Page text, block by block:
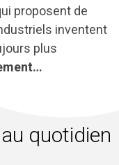
proposent de
inventent
plus
quotidien